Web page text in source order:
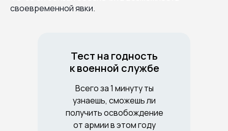
своевременной явки.
Тест на годность
к военной службе
Всего за 1 минуту ты
узнаешь, сможешь ли
получить освобождение
от армии в этом году